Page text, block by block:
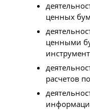
ценных
ценными
расчетов